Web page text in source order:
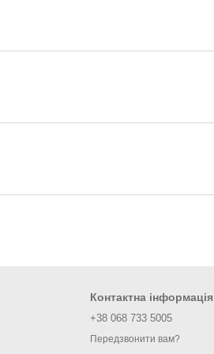
Контактна інформація
+38 068 733 5005
Передзвонити вам?